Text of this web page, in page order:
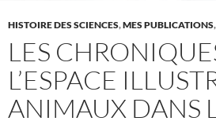
HISTOIRE DES SCIENCES,MES PUBLICATIONS,
LES
L’ESPACE
ANIMAUX DANS